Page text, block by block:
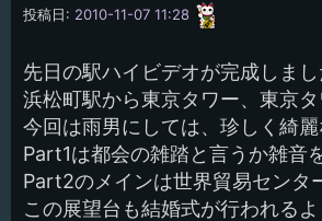
投稿日: 2010-11-07 11:28
先日の駅ハイビデオが完成しまし
浜松町駅から東京タワー、東京
今回は雨男にしては、珍しく綺
Part1は都会の雑踏と言うか雑音
Part2のメインは世界貿易センタ
この展望台も結婚式が行われる